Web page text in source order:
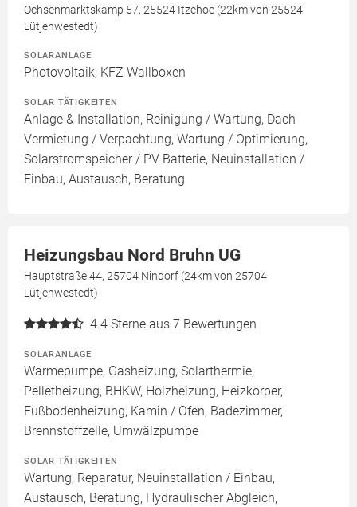
Ochsenmarktskamp 57, 25524 Itzehoe (22km von 25524
Lütjenwestedt)
SOLARANLAGE
Photovoltaik, KFZ Wallboxen
SOLAR TÄTIGKEITEN
Anlage & Installation, Reinigung / Wartung, Dach
Vermietung / Verpachtung, Wartung / Optimierung,
Solarstromspeicher / PV Batterie, Neuinstallation /
Einbau, Austausch, Beratung
Heizungsbau Nord Bruhn UG
Hauptstraße 44, 25704 Nindorf (24km von 25704
Lütjenwestedt)
4.4 Sterne aus 7 Bewertungen
SOLARANLAGE
Wärmepumpe, Gasheizung, Solarthermie,
Pelletheizung, BHKW, Holzheizung, Heizkörper,
Fußbodenheizung, Kamin / Ofen, Badezimmer,
Brennstoffzelle, Umwälzpumpe
SOLAR TÄTIGKEITEN
Wartung, Reparatur, Neuinstallation / Einbau,
Austausch, Beratung, Hydraulischer Abgleich,